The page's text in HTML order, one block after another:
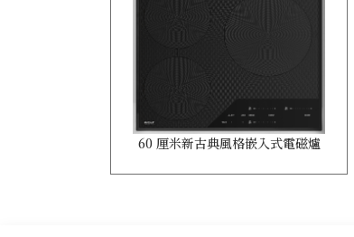
60 厘米新古典風格嵌入式電磁爐